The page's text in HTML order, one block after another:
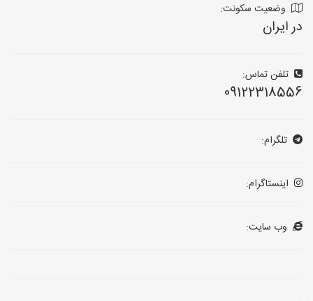
وضعیت سکونت:
در ایران
تلفن تماس:
09122318556
تلگرام:
اینستاگرام:
وب سایت: